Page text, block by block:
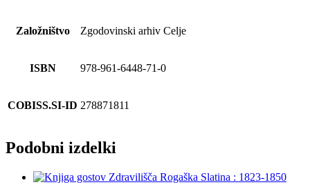
Založništvo Zgodovinski arhiv Celje
ISBN 978-961-6448-71-0
COBISS.SI-ID 278871811
Podobni izdelki